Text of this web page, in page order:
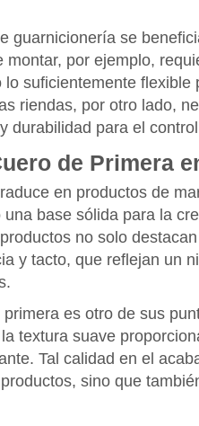
guarnicionería se
montar, por ejemplo,
suficientemente flexible
riendas, por otro lado,
durabilidad para el
de Primera
en productos de
base sólida para la
no solo
y tacto, que reflejan un
es otro de sus
textura suave
Tal calidad en el
sino que